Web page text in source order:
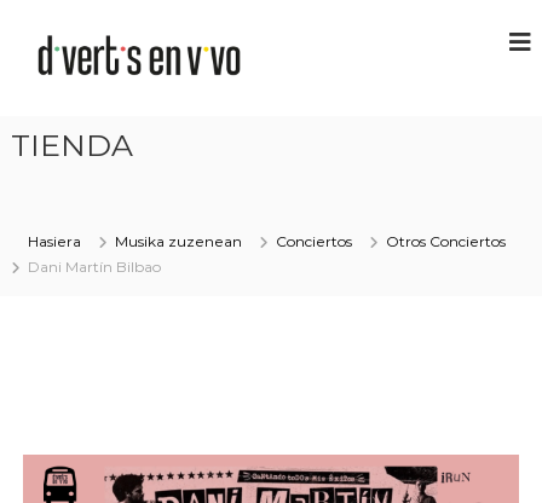
TIENDA
Hasiera Musika zuzenean Conciertos
Otros Conciertos
Dani Martín Bilbao